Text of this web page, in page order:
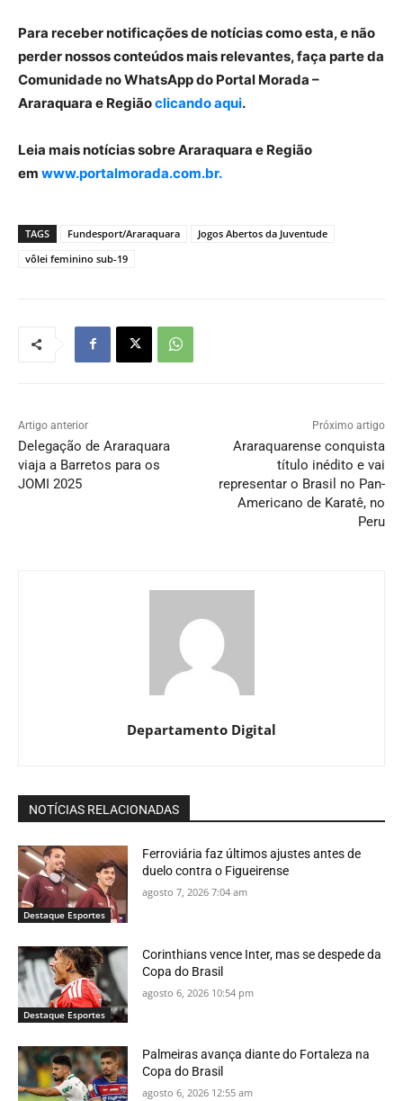
Para receber notificações de notícias como esta, e não
perder nossos conteúdos mais relevantes, faça parte da
Comunidade no WhatsApp do Portal Morada –
Araraquara e Regiãoclicando aqui.
Leia mais notícias sobre Araraquara e Região
em www.portalmorada.com.br.
TAGS Fundesport/Araraquara
Jogos Abertos da Juventude
vôlei feminino sub-19
Artigo anterior
Delegação de Araraquara
viaja a Barretos para os
JOMI 2025
Próximo artigo
Araraquarense conquista
título inédito e vai
representar o Brasil no Pan-
Americano de Karatê, no
Peru
Departamento Digital
NOTÍCIAS RELACIONADAS
Destaque Esportes
Ferroviária faz últimos ajustes antes de
duelo contra o Figueirense
agosto 7, 2026 7:04 am
Destaque Esportes
Corinthians vence Inter, mas se despede da
Copa do Brasil
agosto 6, 2026 10:54 pm
Palmeiras avança diante do Fortaleza na
Copa do Brasil
agosto 6, 2026 12:55 am